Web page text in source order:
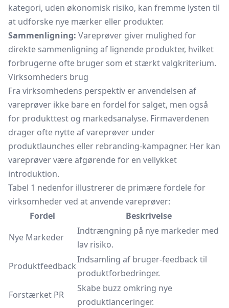
kategori, uden økonomisk risiko, kan fremme lysten til
at udforske nye mærker eller produkter.
Sammenligning: Vareprøver giver mulighed for
direkte sammenligning af lignende produkter, hvilket
forbrugerne ofte bruger som et stærkt valgkriterium.
Virksomheders brug
Fra virksomhedens perspektiv er anvendelsen af
vareprøver ikke bare en fordel for salget, men også
for produkttest og markedsanalyse. Firmaverdenen
drager ofte nytte af vareprøver under
produktlaunches eller rebranding-kampagner. Her kan
vareprøver være afgørende for en vellykket
introduktion.
Tabel 1 nedenfor illustrerer de primære fordele for
virksomheder ved at anvende vareprøver:
Fordel
Beskrivelse
Nye Markeder
Indtrængning på nye markeder med
lav risiko.
Produktfeedback
Indsamling af bruger-feedback til
produktforbedringer.
Forstærket PR
Skabe buzz omkring nye
produktlanceringer.